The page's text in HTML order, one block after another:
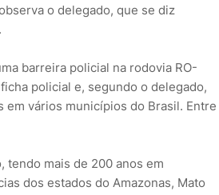
o delegado, que se diz
barreira policial na rodovia RO-
policial e, segundo o delegado,
vários municípios do Brasil. Entre
tendo mais de 200 anos em
dos estados do Amazonas, Mato